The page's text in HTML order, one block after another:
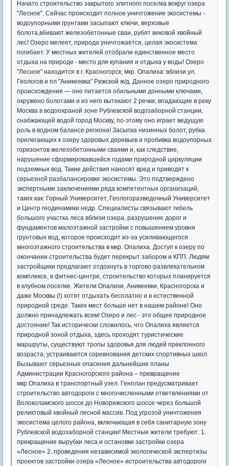
Начато строительство закрытого элитного поселка вокруг озера
"Лесное". Сейчас происходит полное уничтожение экосистемы -
водоупорными грунтами засыпают ключи, верховые
болота,вбивают железобетонные сваи, рубят вековой хвойный
лес! Озеро мелеет, природа уничтожается, целая экосистема
погибает. У местных жителей отобрали единственное место
отдыха на природе - место для купания и отдыха у воды! Озеро
"Лесное" находится в г. Красногорск, мкр. Опалиха: вблизи ул.
Геологов и пл "Аникеевка" Рижской ж/д. Данное озеро природного
происхождения — оно питается обильными донными ключами,
окружено болотами и из него вытекают 2 речки, впадающие в реку
Москва в водоохраной зоне Рублевской водозаборной станции,
снабжающей водой город Москву, по-этому оно играет ведущую
роль в водном балансе региона! Засыпка низинных болот, рубка
прилегающих к озеру здоровых деревьев и пробивка водоупорных
горизонтов железобетонными сваями и, как следствие,
нарушение сформировавшейся годами природной циркуляции
подземных вод. Такие действия наносят вред и приводят к
серьезной разбалансировке экосистемы. Это подтверждено
экспертными заключениями ряда компетентных организаций,
таких как: Горный Университет, Геологоразведочный Университет
и Центр геодинамики недр. Специалисты связывают гибель
большого участка леса вблизи озера, разрушение дорог и
фундаментов малоэтажной застройки с повышением уровня
грунтовых вод, которое происходит из-за усиливающегося
многоэтажного строительства в мкр. Опалиха. Доступ к озеру по
окончании строительства будет перекрыт забором и КПП. Людям
застройщики предлагают отдохнуть в торгово-развлекательном
комплексе, в фитнес-центре, строительство которых планируется
в клубном поселке. Жители Опалихи, Аникеевки, Красногорска и
даже Москвы (!) хотят отдыхать бесплатно и в естественной
природной среде. Таких мест больше нет в нашем районе! Оно
должно принадлежать всем! Озеро и лес - это общее природное
достояние! Так исторически сложилось, что Опалиха является
природной зоной отдыха, здесь проходят туристические
маршруты, существуют тропы здоровья для людей преклонного
возраста, устраиваются соревнования детских спортивных школ.
Вызывают серьезные опасения дальнейшие планы
Администрации Красногорского района – превращение
мкр.Опалиха в транспортный узел. Генплан предусматривает
строительство автодороги с многочисленными ответвлениями от
Волоколамского шоссе до Новорижского шоссе через большой
реликтовый хвойный лесной массив. Под угрозой уничтожения
экосистема целого района, включающая в себя санитарную зону
Рублевской водозаборной станции! Местные жители требуют: 1.
прекращение вырубки леса и остановки застройки озера
«Лесное» 2. проведения независимой экологической экспертизы
проектов застройки озера «Лесное» истроительства автодороги